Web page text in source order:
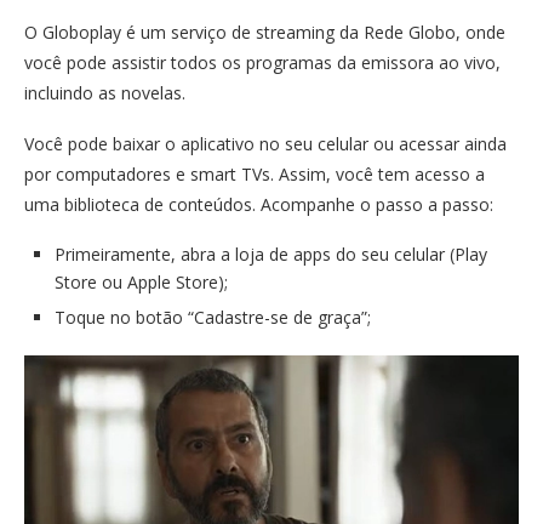
O Globoplay é um serviço de streaming da Rede Globo, onde
você pode assistir todos os programas da emissora ao vivo,
incluindo as novelas.
Você pode baixar o aplicativo no seu celular ou acessar ainda
por computadores e smart TVs. Assim, você tem acesso a
uma biblioteca de conteúdos. Acompanhe o passo a passo:
Primeiramente, abra a loja de apps do seu celular (Play
Store ou Apple Store);
Toque no botão “Cadastre-se de graça”;